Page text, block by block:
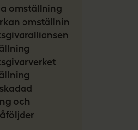
omställning
omställning
och